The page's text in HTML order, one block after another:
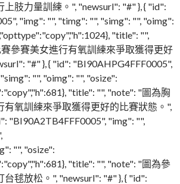
肢力量訓練。", "newsurl": "#" }, { "id":
"img": "", "timg": "", "simg": "", "oimg":
"title": "",
參賽美女進行有氧訓練來爭取獲得更好
"#" }, { "id": "BI90AHPG4FFF0005",
"", "oimg": "", "osize":
"title": "", "note": "圖為胸
有氧訓練來爭取獲得更好的比賽狀態。",
"BI90A2TB4FFF0005", "img": "",
"", "osize":
"title": "", "note": "圖為參
毬放松。", "newsurl": "#" }, { "id":